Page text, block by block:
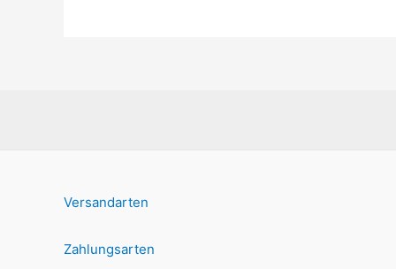
Versandarten
Zahlungsarten